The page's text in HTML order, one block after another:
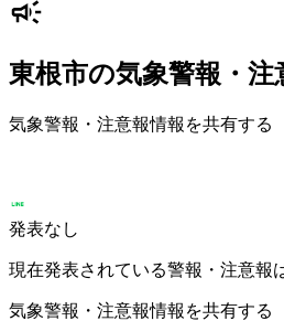
東根市の気象警報・注
気象警報・注意報情報を共有する
発表なし
現在発表されている警報・注意報
気象警報・注意報情報を共有する